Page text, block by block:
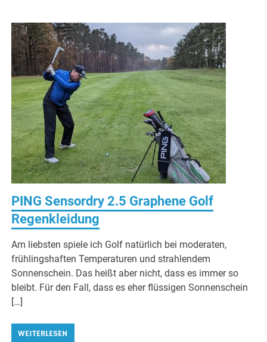
PING Sensordry 2.5 Graphene Golf
Regenkleidung
Am liebsten spiele ich Golf natürlich bei moderaten,
frühlingshaften Temperaturen und strahlendem
Sonnenschein. Das heißt aber nicht, dass es immer so
bleibt. Für den Fall, dass es eher flüssigen Sonnenschein
[…]
WEITERLESEN